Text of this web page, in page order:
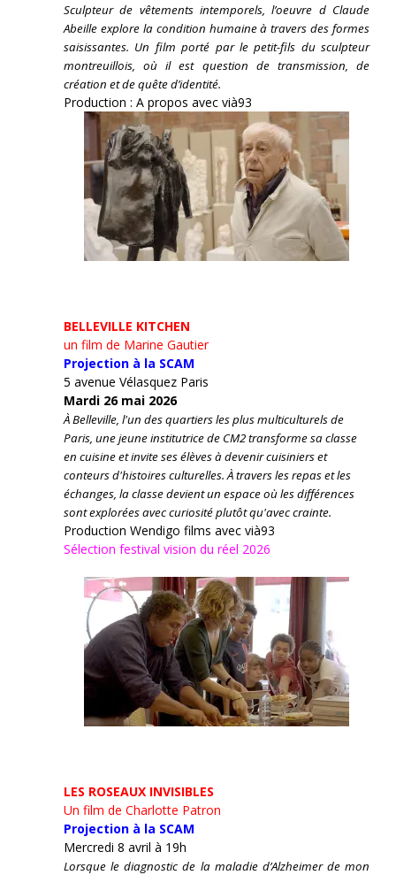
Sculpteur de vêtements intemporels, l’oeuvre d Claude
Abeille explore la condition humaine à travers des formes
saisissantes. Un film porté par le petit-fils du sculpteur
montreuillois, où il est question de transmission, de
création et de quête d’identité.
Production : A propos avec vià93
BELLEVILLE KITCHEN
un film de Marine Gautier
Projection à la SCAM
5 avenue Vélasquez Paris
Mardi 26 mai 2026
À Belleville, l'un des quartiers les plus multiculturels de
Paris, une jeune institutrice de CM2 transforme sa classe
en cuisine et invite ses élèves à devenir cuisiniers et
conteurs d'histoires culturelles.À travers les repas et les
échanges, la classe devient un espace où les différences
sont explorées avec curiosité plutôt qu'avec crainte.
Production Wendigo films avec vià93
Sélection festival vision du réel 2026
LES ROSEAUX INVISIBLES
Un film de Charlotte Patron
Projection à la SCAM
Mercredi 8 avril à 19h
Lorsque le diagnostic de la maladie d’Alzheimer de mon